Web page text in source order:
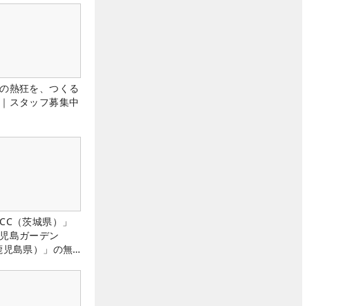
熱狂を、つくる
スタッフ募集中
（茨城県）」
島ガーデン
児島県）」の無